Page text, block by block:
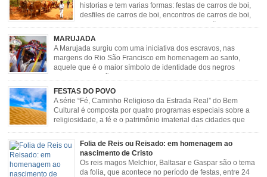
historias e tem varias formas: festas de carros de boi,
desfiles de carros de boi, encontros de carros de boi,
rodeios, carreatas de carros de boi, mutirão de carros
de boi, carreteada, carreiros, candeeiros, boiadas, carapinas, artesãos,
exposição agropecuária, ou seja é um ponto forte […]
MARUJADA
A Marujada surgiu com uma iniciativa dos escravos, nas
margens do Rio São Francisco em homenagem ao santo,
aquele que é o maior símbolo de identidade dos negros
escravizados, São Benedito. Este Santo foi assumido como
sendo milagroso e grande protetor de suas causas. o ponto alto da festa de
São Benedito é a Marujada. […]
FESTAS DO POVO
A série “Fé, Caminho Religioso da Estrada Real” do Bem
Cultural é composta por quatro programas especiais sobre a
religiosidade, a fé e o patrimônio imaterial das cidades que
Senhora da Piedade (MG) e Nossa Senhora da Conceição Aparecida (SP)
pela Estrada Real. Quarto episódio […]
Folia de Reis ou Reisado: em homenagem ao
nascimento de Cristo
Os reis magos Melchior, Baltasar e Gaspar são o tema
da folia, que acontece no período de festas, entre 24